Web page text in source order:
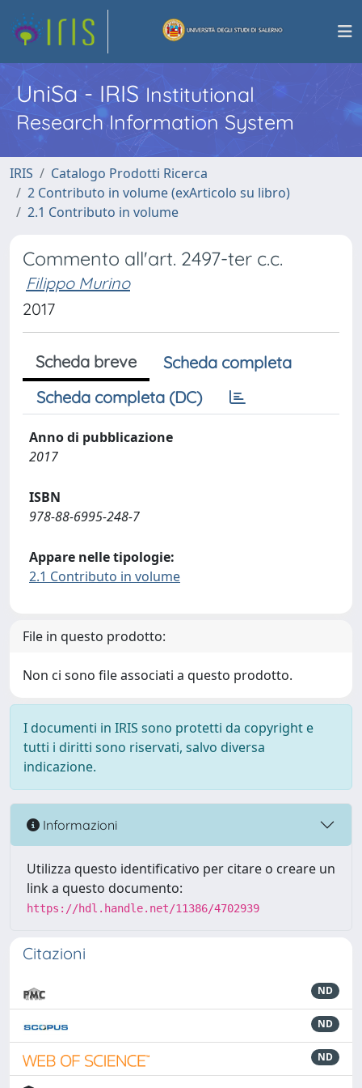
UniSa - IRISInstitutional
Research Information System
IRIS
Catalogo Prodotti Ricerca
2 Contributo in volume (exArticolo su libro)
2.1 Contributo in volume
Commento all'art. 2497-ter c.c.
Filippo Murino
2017
Scheda breve
Scheda completa
Scheda completa (DC)
Anno di pubblicazione
2017
ISBN
978-88-6995-248-7
Appare nelle tipologie:
2.1 Contributo in volume
File in questo prodotto:
Non ci sono file associati a questo prodotto.
I documenti in IRIS sono protetti da copyright e
tutti i diritti sono riservati, salvo diversa
indicazione.
Informazioni
Utilizza questo identificativo per citare o creare un
link a questo documento:
https://hdl.handle.net/11386/4702939
Citazioni
ND
ND
ND